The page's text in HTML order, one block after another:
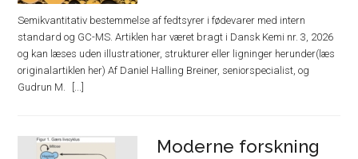
Semikvantitativ bestemmelse af fedtsyrer i fødevarer med intern
standard og GC-MS. Artiklen har været bragt i Dansk Kemi nr. 3, 2026
og kan læses uden illustrationer, strukturer eller ligninger herunder(læs
originalartiklen her) Af Daniel Halling Breiner, seniorspecialist, og
Gudrun M.
Moderne forskning